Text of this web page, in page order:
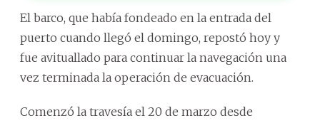
El barco, que había fondeado en la entrada del
puerto cuando llegó el domingo, repostó hoy y
fue avituallado para continuar la navegación una
vez terminada la operación de evacuación.
Comenzó la travesía el 20 de marzo desde